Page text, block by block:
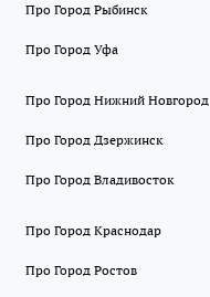
Про Город Рыбинск
Про Город Уфа
Про Город Нижний Новгород
Про Город Дзержинск
Про Город Владивосток
Про Город Краснодар
Про Город Ростов